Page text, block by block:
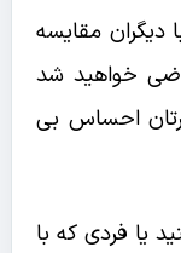
دیگران مقایسه
خواهید شد
احساس بی
یا فردی که با